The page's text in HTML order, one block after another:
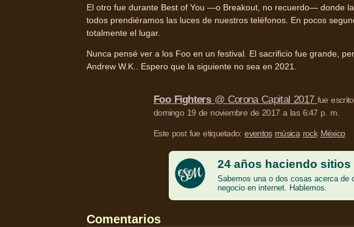
El otro fue durante Best of You —o Breakout, no recuerdo— donde
todos prendiéramos las luces de nuestros teléfonos. En pocos
totalmente el lugar.
Nunca pensé ver a los Foo en un festival. El sacrificio fue grande,
Andrew W.K.. Espero que la siguiente no sea en 2021.
Foo Fighters@ Corona Capital 2017 fue
domingo 19 de noviembre de 2017 a las 6:47 p. m.
Este post fue etiquetado:eventos música rock México
24 años haciendo sitios
Sabemos una o dos cosas acerca de
negocio en internet. Hablemos.
Comentarios